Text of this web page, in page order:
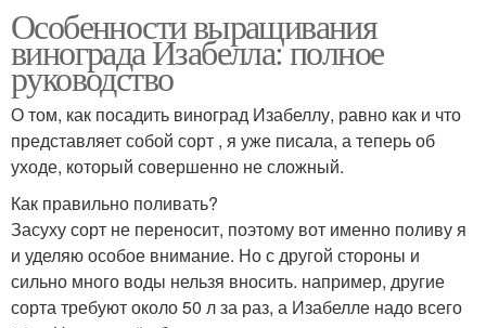
Особенности выращивания
винограда Изабелла: полное
руководство
О том, как посадить виноград Изабеллу, равно как и что
представляет собой сорт , я уже писала, а теперь об
уходе, который совершенно не сложный.
Как правильно поливать?
Засуху сорт не переносит, поэтому вот именно поливу я
и уделяю особое внимание. Но с другой стороны и
сильно много воды нельзя вносить. например, другие
сорта требуют около 50 л за раз, а Изабелле надо всего